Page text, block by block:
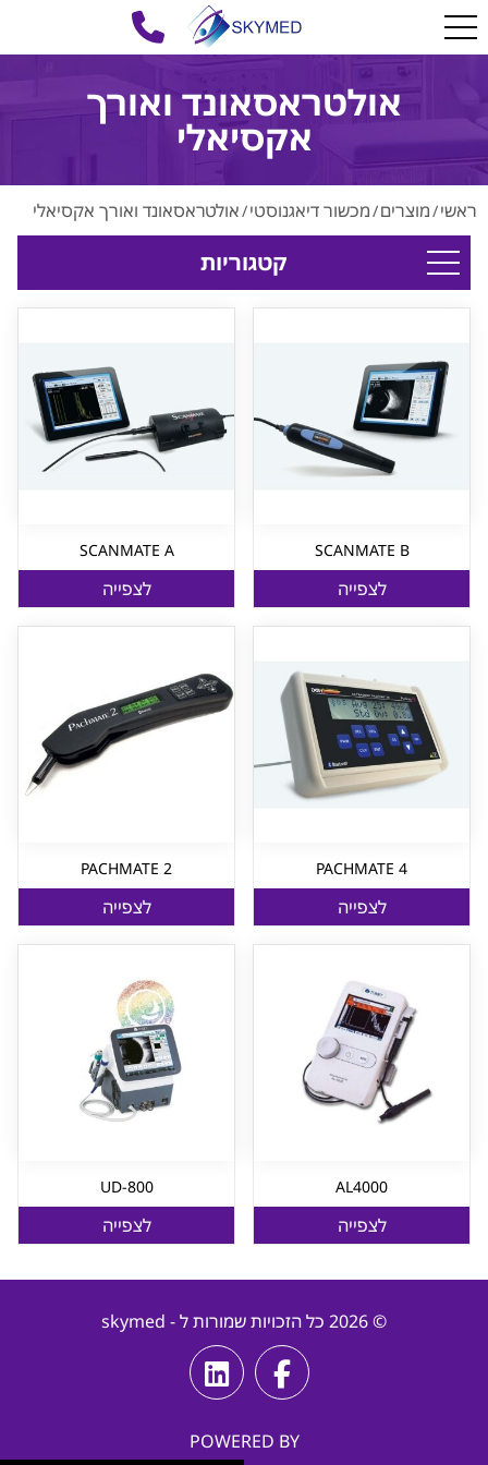
אולטראסאונד ואורך
אקסיאלי
ראשי/מוצרים/מכשור דיאגנוסטי/אולטראסאונד ואורך אקסיאלי
קטגוריות
SCANMATE B
לצפייה
SCANMATE A
לצפייה
PACHMATE 4
לצפייה
PACHMATE 2
לצפייה
AL4000
לצפייה
UD-800
לצפייה
© 2026 כל הזכויות שמורות ל - skymed
POWERED BY